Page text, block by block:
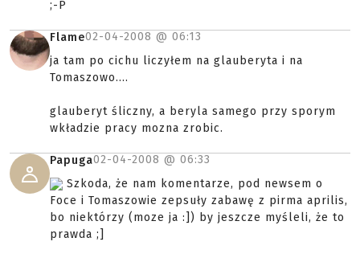
;-P
Flame02-04-2008 @ 06:13
ja tam po cichu liczyłem na glauberyta i na
Tomaszowo....
glauberyt śliczny, a beryla samego przy sporym
wkładzie pracy mozna zrobic.
Papuga02-04-2008 @ 06:33
Szkoda, że nam komentarze, pod newsem o
Foce i Tomaszowie zepsuły zabawę z pirma aprilis,
bo niektórzy (moze ja :]) by jeszcze myśleli, że to
prawda ;]